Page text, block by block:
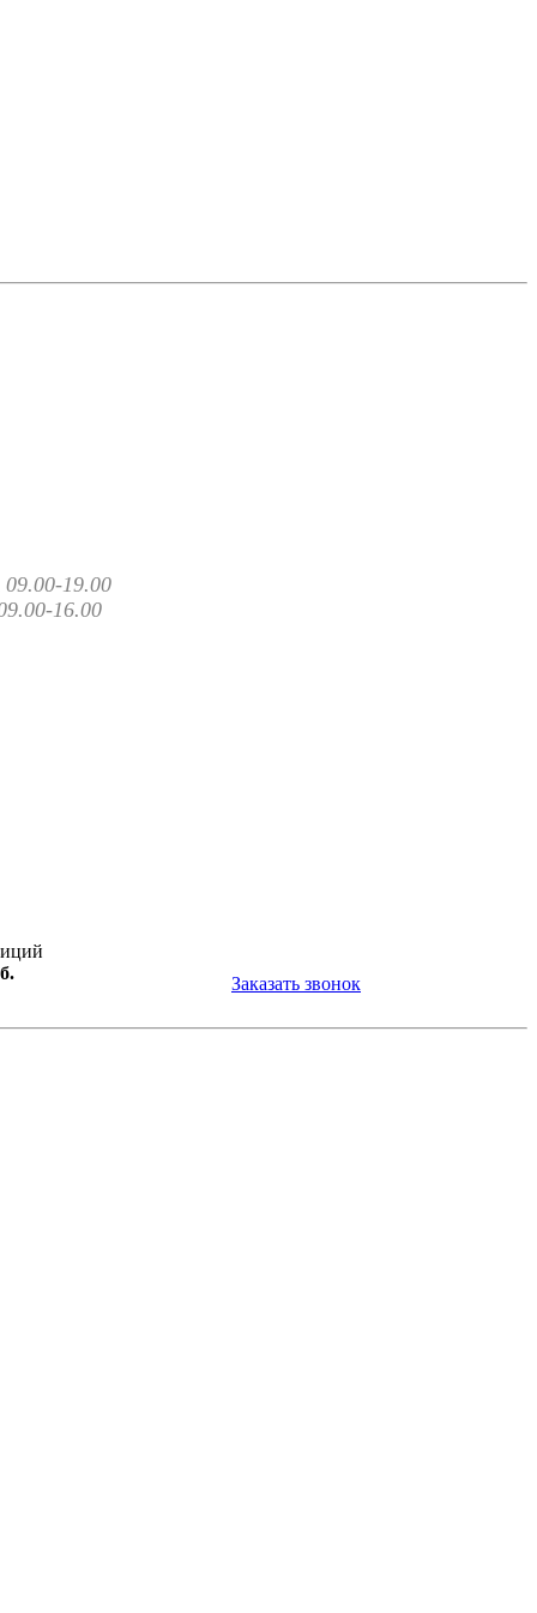
19.00
16.00
Заказать звонок